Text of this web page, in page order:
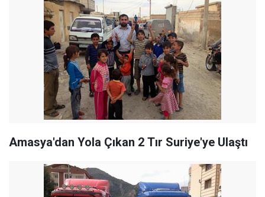
Amasya'dan Yola Çıkan 2 Tır Suriye'ye Ulaştı